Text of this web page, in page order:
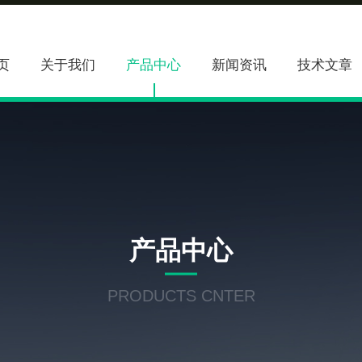
关于我们 产品中心 新闻资讯 技术文章
产品中心
PRODUCTS CNTER